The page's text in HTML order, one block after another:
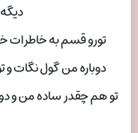
تورو قسم به خاطرات
دوباره من گول نگات
تو هم چقدر ساده من و